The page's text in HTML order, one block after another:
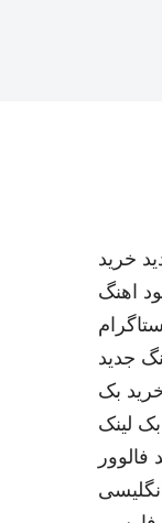
خرید
اهنگ
جدید
بک
لینک
فالوور